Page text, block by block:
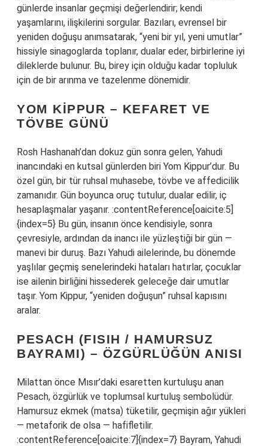
günlerde insanlar geçmişi değerlendirir; kendi
yaşamlarını, ilişkilerini sorgular. Bazıları, evrensel bir
yeniden doğuşu anımsatarak, “yeni bir yıl, yeni umutlar”
hissiyle sinagoglarda toplanır, dualar eder, birbirlerine iyi
dileklerde bulunur. Bu, birey için olduğu kadar topluluk
için de bir arınma ve tazelenme dönemidir.
YOM KIPPUR – KEFARET VE
TÖVBE GÜNÜ
Rosh Hashanah’dan dokuz gün sonra gelen, Yahudi
inancındaki en kutsal günlerden biri Yom Kippur’dur. Bu
özel gün, bir tür ruhsal muhasebe, tövbe ve affedicilik
zamanıdır. Gün boyunca oruç tutulur, dualar edilir, iç
hesaplaşmalar yaşanır. :contentReference[oaicite:5]
{index=5} Bu gün, insanın önce kendisiyle, sonra
çevresiyle, ardından da inancı ile yüzleştiği bir gün —
manevi bir duruş. Bazı Yahudi ailelerinde, bu dönemde
yaşlılar geçmiş senelerindeki hataları hatırlar, çocuklar
ise ailenin birliğini hissederek geleceğe dair umutlar
taşır. Yom Kippur, “yeniden doğuşun” ruhsal kapısını
aralar.
PESACH (FISIH / HAMURSUZ
BAYRAMI) – ÖZGÜRLÜĞÜN ANISI
Milattan önce Mısır’daki esaretten kurtuluşu anan
Pesach, özgürlük ve toplumsal kurtuluş sembolüdür.
Hamursuz ekmek (matsa) tüketilir, geçmişin ağır yükleri
— metaforik de olsa — hafifletilir.
:contentReference[oaicite:7]{index=7} Bayram, Yahudi